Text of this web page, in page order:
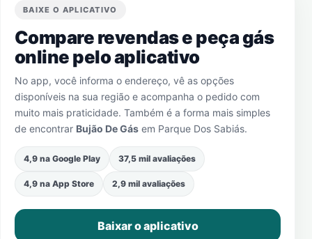
BAIXE O APLICATIVO
Compare revendas e peça gás
online pelo aplicativo
No app, você informa o endereço, vê as opções
disponíveis na sua região e acompanha o pedido com
muito mais praticidade. Também é a forma mais simples
de encontrar Bujão De Gás em Parque Dos Sabiás.
4,9 na Google Play 37,5 mil avaliações
4,9 na App Store 2,9 mil avaliações
Baixar o aplicativo